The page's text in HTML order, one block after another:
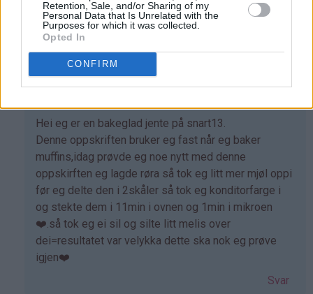
Retention, Sale, and/or Sharing of my
Personal Data that Is Unrelated with the
Purposes for which it was collected.
Opted In
CONFIRM
Som
svar
på
Adele
bekreftet)
Jeg skal bake til klassen min var muffinsene e
veldig gode
Svar
Som
svar
på
av
Jassi
(ikke
bekreftet)
Hei eg er en bakeglad jente på snart13.
Denne oppskriften bruker eg fast når eg baker
muffins,idag prøvde eg noe nytt med denne
oppskirften eg lagde røra så tok eg litt mer mjøl oppi
før eg delte den i 2skåler så tok eg konditorfarge i
og stekte dem i 11min i ovnen og 1min i mikroen
❤️.så tok eg ei sil og silte litt melis over
dei=resultatet var velykka dette ska nok eg prøve
igjen❤️
Svar